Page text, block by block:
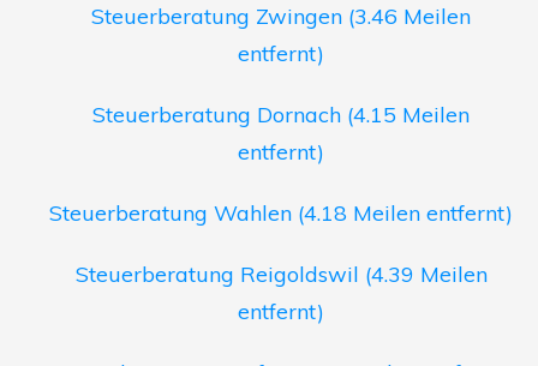
Steuerberatung Zwingen (3.46 Meilen
entfernt)
Steuerberatung Dornach (4.15 Meilen
entfernt)
Steuerberatung Wahlen (4.18 Meilen entfernt)
Steuerberatung Reigoldswil (4.39 Meilen
entfernt)